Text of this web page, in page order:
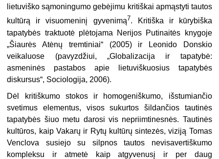
lietuviško sąmoningumo gebėjimu kritiškai apmąstyti tautos
kultūrą ir visuomeninį gyvenimą7. Kritiška ir kūrybiška
tapatybės traktuotė plėtojama Nerijos Putinaitės knygoje
„Šiaurės Atėnų tremtiniai“ (2005) ir Leonido Donskio
veikaluose (pavyzdžiui, „Globalizacija ir tapatybė:
asmeninės pastabos apie lietuviškuosius tapatybės
diskursus“, Sociologija, 2006).
Dėl kritiškumo stokos ir homogeniškumo, išstumiančio
svetimus elementus, visos sukurtos šildančios tautinės
tapatybės šiuo metu darosi vis nepriimtinesnės. Tautinės
kultūros, kaip Vakarų ir Rytų kultūrų sintezės, viziją Tomas
Venclova susiejo su silpnos tautos nevisavertiškumo
kompleksu ir atmetė kaip atgyvenusį ir per daug